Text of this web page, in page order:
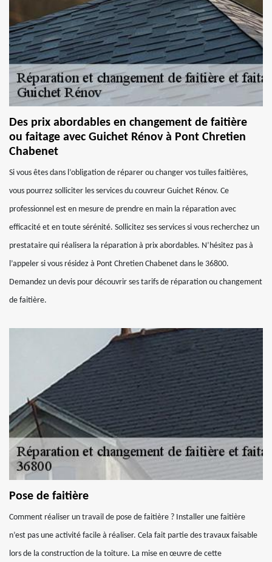
Des prix abordables en changement de faitière
ou faitage avec Guichet Rénov à Pont Chretien
Chabenet
Si vous êtes dans l’obligation de réparer ou changer vos tuiles faitières,
vous pourrez solliciter les services du couvreur Guichet Rénov. Ce
professionnel est en mesure de prendre en main la réparation avec
efficacité et en toute sérénité. Sollicitez ses services si vous recherchez un
prestataire qui réalisera la réparation à prix abordables. N’hésitez pas à
l’appeler si vous résidez à Pont Chretien Chabenet dans le 36800.
Demandez un devis pour découvrir ses tarifs de réparation ou changement
de faitière.
Pose de faitière
Comment réaliser un travail de pose de faitière ? Installer une faitière
n’est pas une activité facile à réaliser. Cela fait partie des travaux faisable
lors de la construction de la toiture. La mise en œuvre de cette